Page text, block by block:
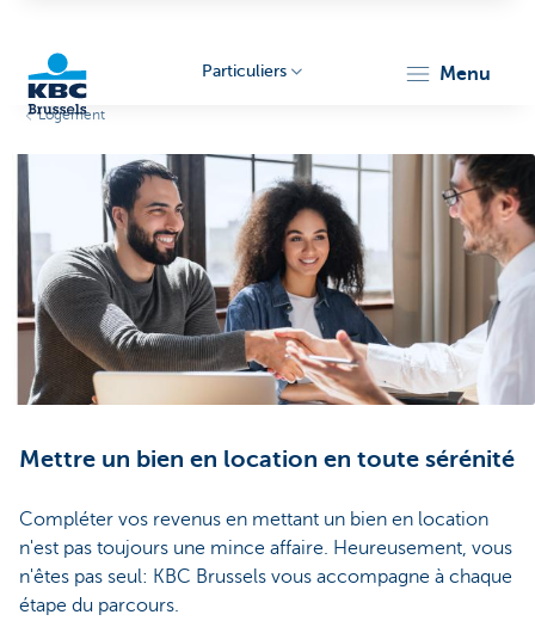
Brussels
Particuliers menu
Logement
Mettre un bien en location en toute sérénité
Compléter vos revenus en mettant un bien en location
n'est pas toujours une mince affaire. Heureusement, vous
n'êtes pas seul: KBC Brussels vous accompagne à chaque
étape du parcours.